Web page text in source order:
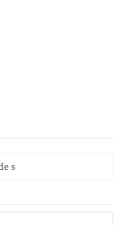
sciences physi